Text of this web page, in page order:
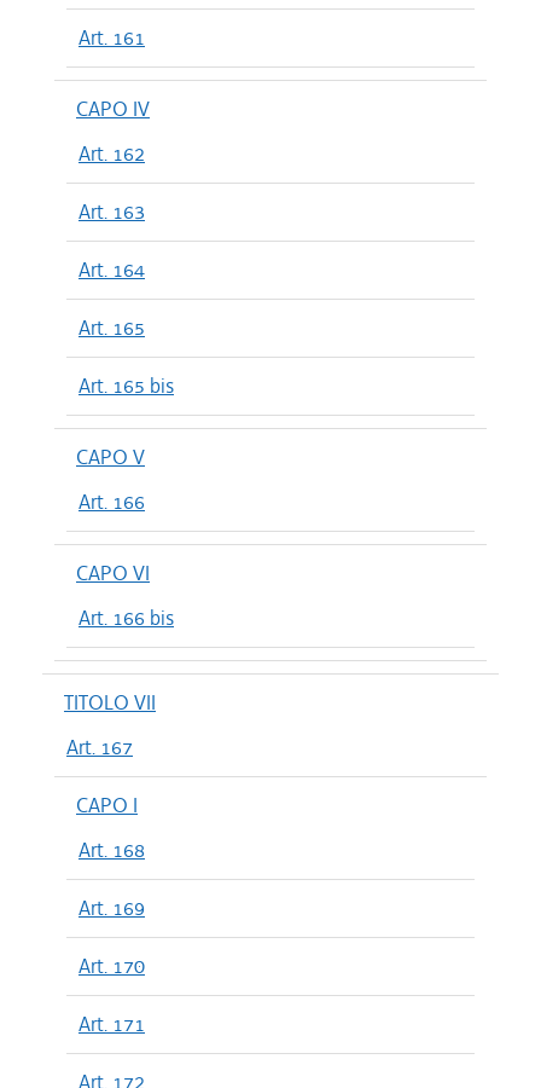
Art. 161
CAPO IV
Art. 162
Art. 163
Art. 164
Art. 165
Art. 165 bis
CAPO V
Art. 166
CAPO VI
Art. 166 bis
TITOLO VII
Art. 167
CAPO I
Art. 168
Art. 169
Art. 170
Art. 171
Art. 172